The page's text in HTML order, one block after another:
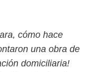
cómo hace
una obra de
domiciliaria!